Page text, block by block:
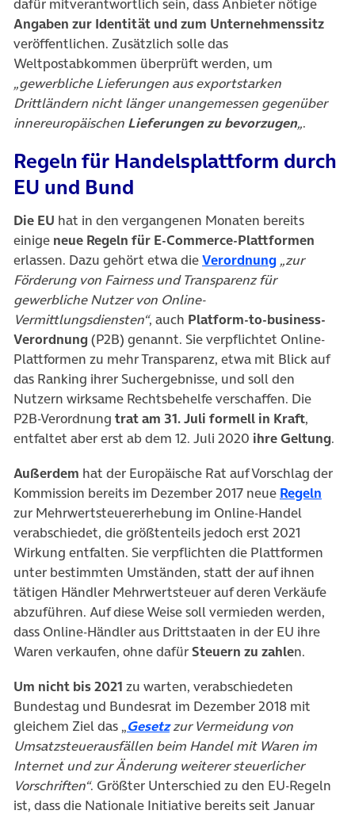
dafür mitverantwortlich sein, dass Anbieter nötige
Angaben zur Identität und zum Unternehmenssitz
veröffentlichen. Zusätzlich solle das
Weltpostabkommen überprüft werden, um
„gewerbliche Lieferungen aus exportstarken
Drittländern nicht länger unangemessen gegenüber
innereuropäischen Lieferungen zu bevorzugen„.
Regeln für Handelsplattform durch
EU und Bund
Die EU hat in den vergangenen Monaten bereits
einige neue Regeln für E-Commerce-Plattformen
erlassen. Dazu gehört etwa dieVerordnung(öffnet in
„zur
Förderung von Fairness und Transparenz für
gewerbliche Nutzer von Online-
Vermittlungsdiensten“, auch Platform-to-business-
Verordnung (P2B) genannt. Sie verpflichtet Online-
Plattformen zu mehr Transparenz, etwa mit Blick auf
das Ranking ihrer Suchergebnisse, und soll den
Nutzern wirksame Rechtsbehelfe verschaffen. Die
P2B-Verordnung trat am 31. Juli formell in Kraft,
entfaltet aber erst ab dem 12. Juli 2020 ihre Geltung.
Außerdem hat der Europäische Rat auf Vorschlag der
Kommission bereits im Dezember 2017 neue Regeln
zur Mehrwertsteuererhebung im Online-Handel
verabschiedet, die größtenteils jedoch erst 2021
Wirkung entfalten. Sie verpflichten die Plattformen
unter bestimmten Umständen, statt der auf ihnen
tätigen Händler Mehrwertsteuer auf deren Verkäufe
abzuführen. Auf diese Weise soll vermieden werden,
dass Online-Händler aus Drittstaaten in der EU ihre
Waren verkaufen, ohne dafürSteuern zu zahlen.
Um nicht bis 2021 zu warten, verabschiedeten
Bundestag und Bundesrat im Dezember 2018 mit
gleichem Ziel das „Gesetz(öffnet in neuem Tab)
zur Vermeidung von
Umsatzsteuerausfällen beim Handel mit Waren im
Internet und zur Änderung weiterer steuerlicher
Vorschriften“. Größter Unterschied zu den EU-Regeln
ist, dass die Nationale Initiative bereits seit Januar